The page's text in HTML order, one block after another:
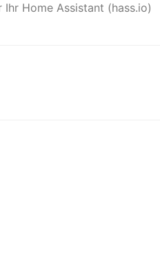
Home Assistant (hass.io)